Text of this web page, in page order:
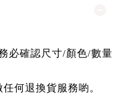
必確認尺寸/顏色/數量
何退換貨服務喲。